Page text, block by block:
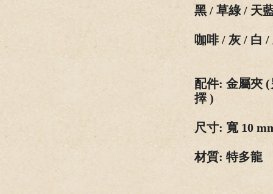
黑 / 草綠 / 天
咖啡 / 灰 / 白
配件: 金屬夾 (
擇 )
尺寸: 寬 10
材質: 特多龍